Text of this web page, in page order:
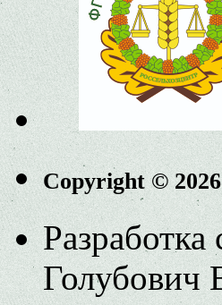
Copyright ©
Разработка
Голубович